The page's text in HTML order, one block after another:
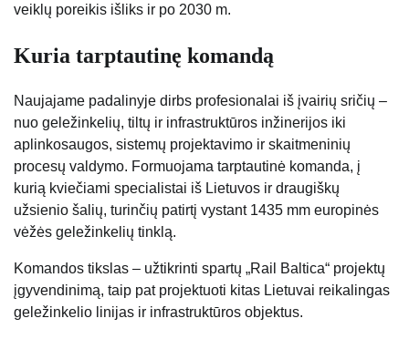
veiklų poreikis išliks ir po 2030 m.
Kuria tarptautinę komandą
Naujajame padalinyje dirbs profesionalai iš įvairių sričių –
nuo geležinkelių, tiltų ir infrastruktūros inžinerijos iki
aplinkosaugos, sistemų projektavimo ir skaitmeninių
procesų valdymo. Formuojama tarptautinė komanda, į
kurią kviečiami specialistai iš Lietuvos ir draugiškų
užsienio šalių, turinčių patirtį vystant 1435 mm europinės
vėžės geležinkelių tinklą.
Komandos tikslas – užtikrinti spartų „Rail Baltica“ projektų
įgyvendinimą, taip pat projektuoti kitas Lietuvai reikalingas
geležinkelio linijas ir infrastruktūros objektus.